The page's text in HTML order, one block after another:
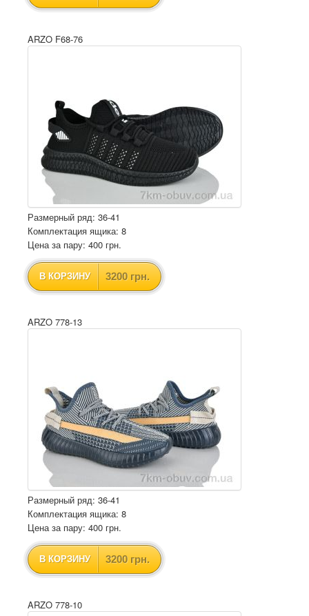
ARZO F68-76
Размерный ряд: 36-41
Комплектация ящика: 8
Цена за пару: 400 грн.
В КОРЗИНУ 3200 грн.
ARZO 778-13
Размерный ряд: 36-41
Комплектация ящика: 8
Цена за пару: 400 грн.
В КОРЗИНУ 3200 грн.
ARZO 778-10